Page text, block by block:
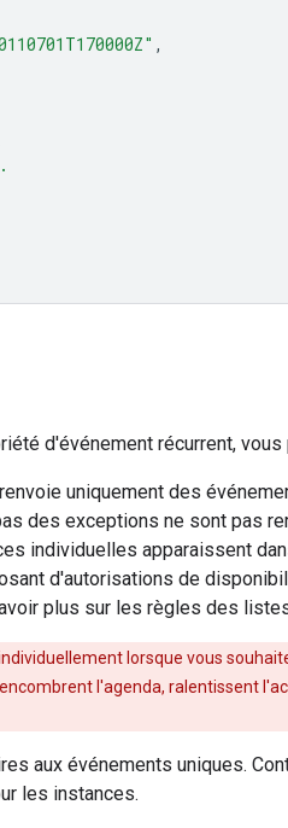
,
d'événement récurrent,
uniquement des
des exceptions ne sont pas
individuelles apparaissent
d'autorisations de
plus sur les règles des
lorsque vous
l'agenda, ralentissent
aux événements uniques.
les instances.